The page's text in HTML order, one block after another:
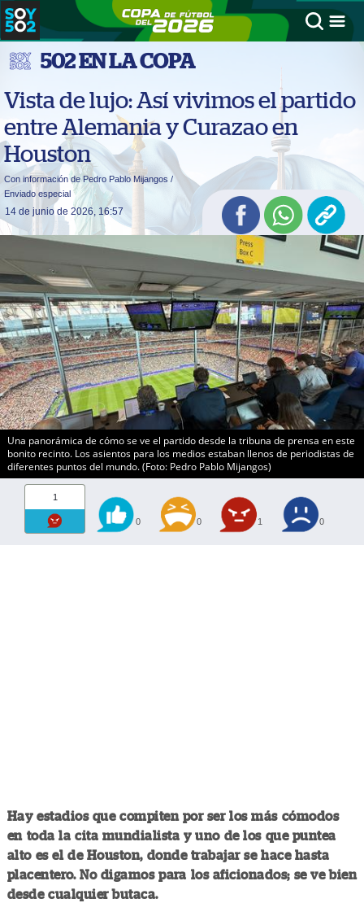
502 EN LA COPA
Vista de lujo: Así vivimos el partido
entre Alemania y Curazao en
Houston
Con información de Pedro Pablo Mijangos /
Enviado especial
14 de junio de 2026, 16:57
Una panorámica de cómo se ve el partido desde la tribuna de prensa en este
bonito recinto. Los asientos para los medios estaban llenos de periodistas de
diferentes puntos del mundo. (Foto: Pedro Pablo Mijangos)
1
0 0 1 0
Hay estadios que compiten por ser los más cómodos
en toda la cita mundialista y uno de los que puntea
alto es el de Houston, donde trabajar se hace hasta
placentero. No digamos para los aficionados; se ve bien
desde cualquier butaca.